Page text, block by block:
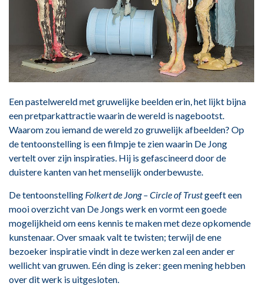
Een pastelwereld met gruwelijke beelden erin, het lijkt bijna
een pretparkattractie waarin de wereld is nagebootst.
Waarom zou iemand de wereld zo gruwelijk afbeelden? Op
de tentoonstelling is een filmpje te zien waarin De Jong
vertelt over zijn inspiraties. Hij is gefascineerd door de
duistere kanten van het menselijk onderbewuste.
De tentoonstelling Folkert de Jong – Circle of Trustgeeft een
mooi overzicht van De Jongs werk en vormt een goede
mogelijkheid om eens kennis te maken met deze opkomende
kunstenaar. Over smaak valt te twisten; terwijl de ene
bezoeker inspiratie vindt in deze werken zal een ander er
wellicht van gruwen. Eén ding is zeker: geen mening hebben
over dit werk is uitgesloten.